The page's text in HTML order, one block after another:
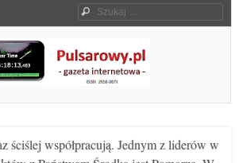
Szukaj
ściślej współpracują. Jednym z liderów w